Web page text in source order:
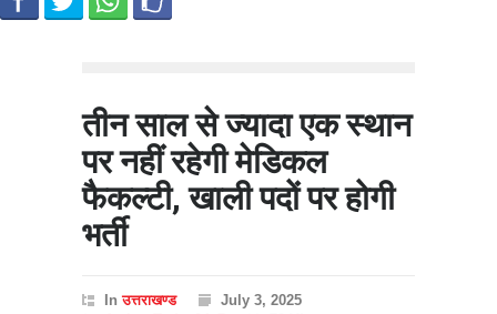
तीन साल से ज्यादा एक स्थान
पर नहीं रहेगी मेडिकल
फैकल्टी, खाली पदों पर होगी
भर्ती
Inउत्तराखण्ड
July 3, 2025